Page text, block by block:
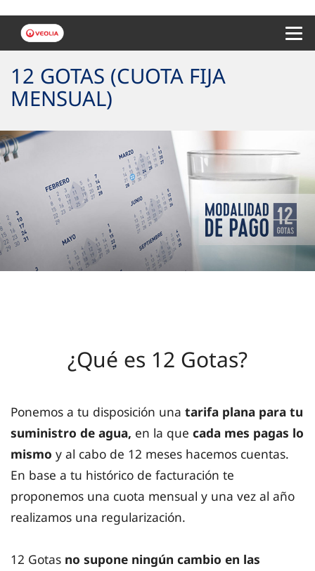
12 GOTAS (CUOTA FIJA
MENSUAL)
¿Qué es 12 Gotas?
Ponemos a tu disposición una tarifa plana para tu
suministro de agua, en la que cada mes pagas lo
mismo y al cabo de 12 meses hacemos cuentas.
En base a tu histórico de facturación te
proponemos una cuota mensual y una vez al año
realizamos una regularización.
12 Gotas no supone ningún cambio en las